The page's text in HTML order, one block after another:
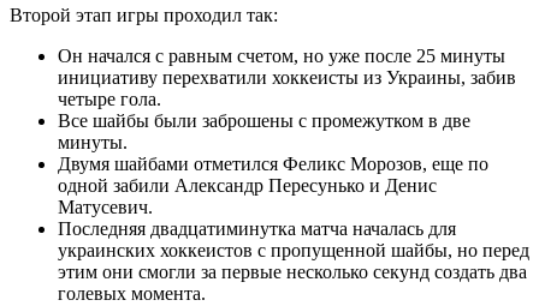
Второй этап игры проходил так:
Он начался с равным счетом, но уже после 25 минуты
инициативу перехватили хоккеисты из Украины, забив
четыре гола.
Все шайбы были заброшены с промежутком в две
минуты.
Двумя шайбами отметился Феликс Морозов, еще по
одной забили Александр Пересунько и Денис
Матусевич.
Последняя двадцатиминутка матча началась для
украинских хоккеистов с пропущенной шайбы, но перед
этим они смогли за первые несколько секунд создать два
голевых момента.